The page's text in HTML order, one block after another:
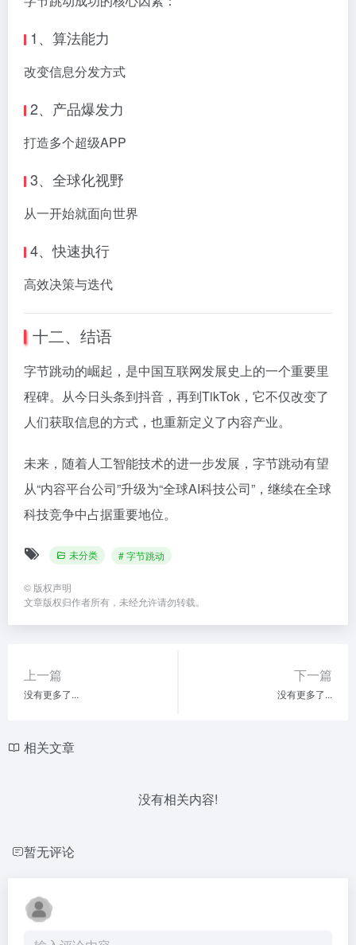
1、算法能力
改变信息分发方式
2、产品爆发力
打造多个超级APP
3、全球化视野
从一开始就面向世界
4、快速执行
高效决策与迭代
十二、结语
字节跳动的崛起，是中国互联网发展史上的一个重要里
程碑。从今日头条到抖音，再到TikTok，它不仅改变了
人们获取信息的方式，也重新定义了内容产业。
未来，随着人工智能技术的进一步发展，字节跳动有望
从“内容平台公司”升级为“全球AI科技公司”，继续在全球
科技竞争中占据重要地位。
未分类 # 字节跳动
© 版权声明
文章版权归作者所有，未经允许请勿转载。
上一篇
没有更多了...
下一篇
没有更多了...
相关文章
没有相关内容!
暂无评论